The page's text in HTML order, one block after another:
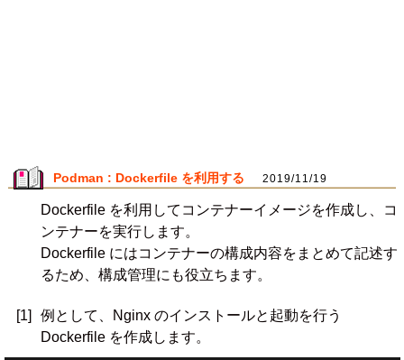
Podman : Dockerfile を利用する 2019/11/19
Dockerfile を利用してコンテナーイメージを作成し、コ
ンテナーを実行します。
Dockerfile にはコンテナーの構成内容をまとめて記述す
るため、構成管理にも役立ちます。
[1]
例として、Nginx のインストールと起動を行う
Dockerfile を作成します。